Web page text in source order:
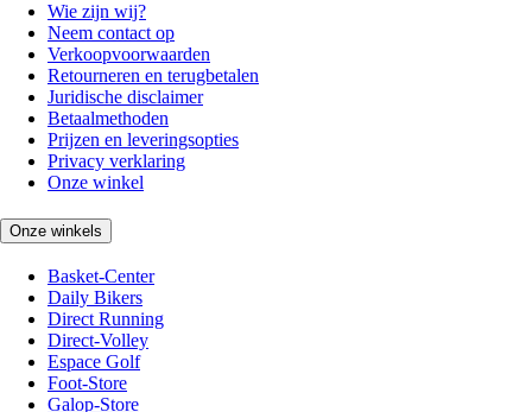
Wie zijn wij?
Neem contact op
Verkoopvoorwaarden
Retourneren en terugbetalen
Juridische disclaimer
Betaalmethoden
Prijzen en leveringsopties
Privacy verklaring
Onze winkel
Onze winkels
Basket-Center
Daily Bikers
Direct Running
Direct-Volley
Espace Golf
Foot-Store
Galop-Store